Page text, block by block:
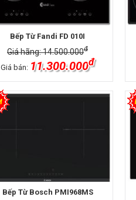
Bếp Từ Fandi FD 010I
Giá hãng: 14.500.000đ
Giá bán: 11.300.000đ
Bếp Từ Bosch PMI968MS